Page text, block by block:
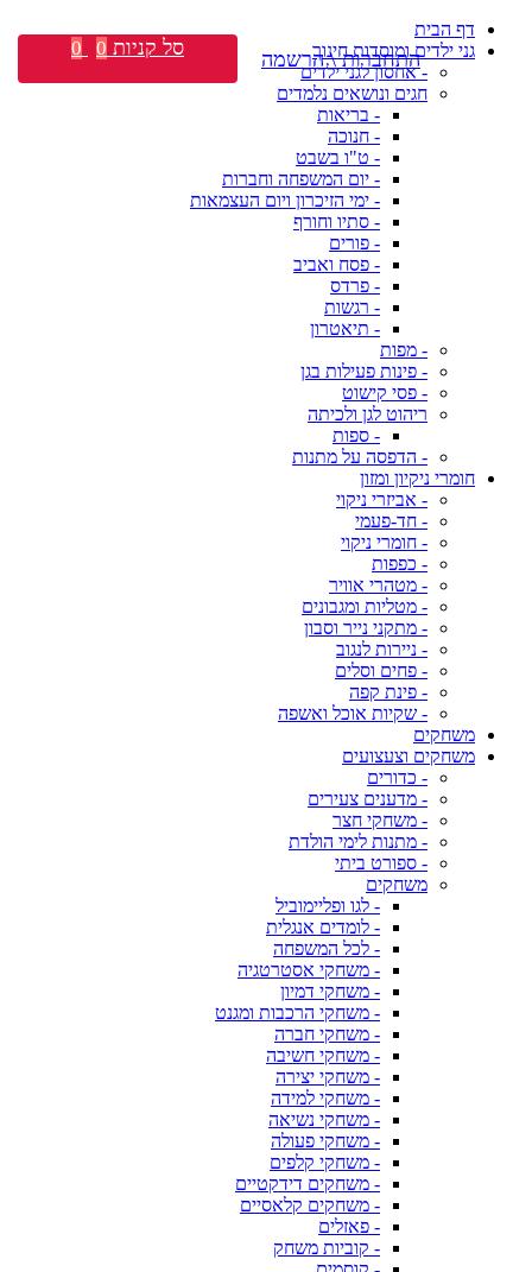
דף הבית
גני ילדים ומוסדות חינוך
- אחסון לגני ילדים
חגים ונושאים נלמדים
- בריאות
- חנוכה
- ט"ו בשבט
- יום המשפחה וחברות
- ימי הזיכרון ויום העצמאות
- סתיו וחורף
- פורים
- פסח ואביב
- פרדס
- רגשות
- תיאטרון
- מפות
- פינות פעילות בגן
- פסי קישוט
ריהוט לגן ולכיתה
- ספות
- הדפסה על מתנות
חומרי ניקיון ומזון
- אביזרי ניקוי
- חד-פעמי
- חומרי ניקוי
- כפפות
- מטהרי אוויר
- מטליות ומגבונים
- מתקני נייר וסבון
- ניירות לנגוב
- פחים וסלים
- פינת קפה
- שקיות אוכל ואשפה
משחקים
משחקים וצעצועים
- כדורים
- מדענים צעירים
- משחקי חצר
- מתנות לימי הולדת
- ספורט ביתי
משחקים
- לגו ופליימוביל
- לומדים אנגלית
- לכל המשפחה
- משחקי אסטרטגיה
- משחקי דמיון
- משחקי הרכבות ומגנט
- משחקי חברה
- משחקי חשיבה
- משחקי יצירה
- משחקי למידה
- משחקי נשיאה
- משחקי פעולה
- משחקי קלפים
- משחקים דידקטיים
- משחקים קלאסיים
- פאזלים
- קוביות משחק
התחברות \ הרשמה סל קניות 0
0